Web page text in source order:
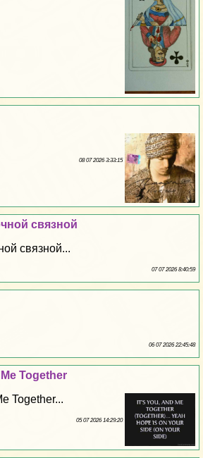
08 07 2026 3:33:15
связной
связной...
07 07 2026 8:40:59
06 07 2026 22:45:48
Together
Together...
05 07 2026 14:29:20